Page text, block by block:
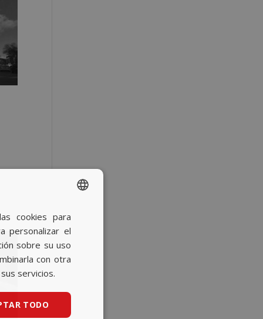
SPANISH
BASQUE
CATALAN
ENGLISH
cookies para
personalizar el
sobre su uso
con otra
servicios.
TODO